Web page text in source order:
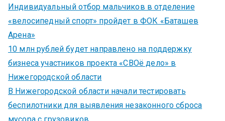
Индивидуальный отбор мальчиков в отделение
«велосипедный спорт» пройдет в ФОК «Баташев
Арена»
10 млн рублей будет направлено на поддержку
бизнеса участников проекта «СВОё дело» в
Нижегородской области
В Нижегородской области начали тестировать
беспилотники для выявления незаконного сброса